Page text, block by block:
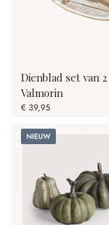
Dienblad set van 2
Valmorin
€ 39,95
Nieuw